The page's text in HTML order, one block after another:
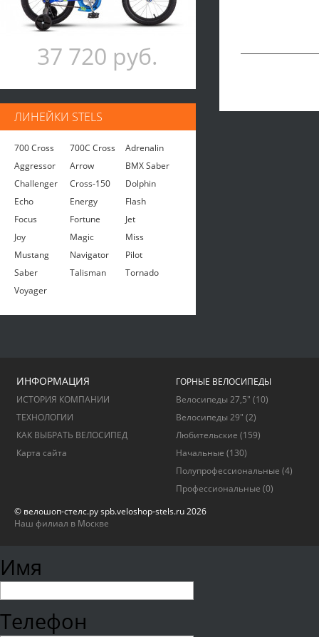
37 720 руб.
ЛИНЕЙКИ STELS
700 Cross 700C Cross
Adrenalin
Aggressor
Arrow
BMX Saber
Challenger
Cross-150
Dolphin
Echo
Energy
Flash
Focus
Fortune
Jet
Joy
Magic
Miss
Mustang
Navigator
Pilot
Saber
Talisman
Tornado
Voyager
ИНФОРМАЦИЯ
ИСТОРИЯ КОМПАНИИ
ТЕХНОЛОГИИ
КАК ВЫБРАТЬ ВЕЛОСИПЕД
Карта сайта
ГОРНЫЕ ВЕЛОСИПЕДЫ
Велосипеды 27,5" (10)
Велосипеды 29" (2)
Любительские (159)
Начальные (130)
Полупрофессиональные (4)
Профессиональные (0)
© велошоп-стелс.ру spb.veloshop-stels.ru 2026
Наш филиал в Москве
Имя
Телефон